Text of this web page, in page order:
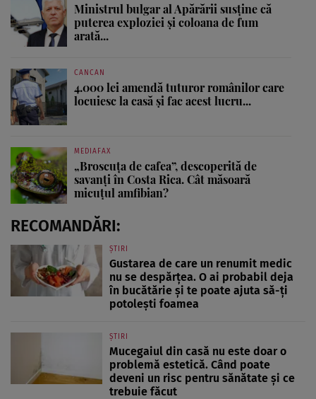
Ministrul bulgar al Apărării susține că
puterea exploziei și coloana de fum
arată...
CANCAN
4.000 lei amendă tuturor românilor care
locuiesc la casă și fac acest lucru...
MEDIAFAX
„Broscuța de cafea”, descoperită de
savanți în Costa Rica. Cât măsoară
micuțul amfibian?
RECOMANDĂRI:
ȘTIRI
Gustarea de care un renumit medic
nu se despărțea. O ai probabil deja
în bucătărie și te poate ajuta să-ți
potolești foamea
ȘTIRI
Mucegaiul din casă nu este doar o
problemă estetică. Când poate
deveni un risc pentru sănătate și ce
trebuie făcut